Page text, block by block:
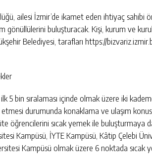
ailesi İzmir’de ikamet eden ihtiyaç sahibi
gönüllülerini buluşturacak. Kişi, kurum ve
Belediyesi, tarafları https://
5 bin sıralaması içinde olmak üzere iki
durumunda konaklama ve ulaşım
öğrencilerini sıcak yemek ile buluşturmaya
Kampüsü, İYTE Kampüsü, Kâtip Çelebi
Kampüsü olmak üzere 6 noktada sıcak